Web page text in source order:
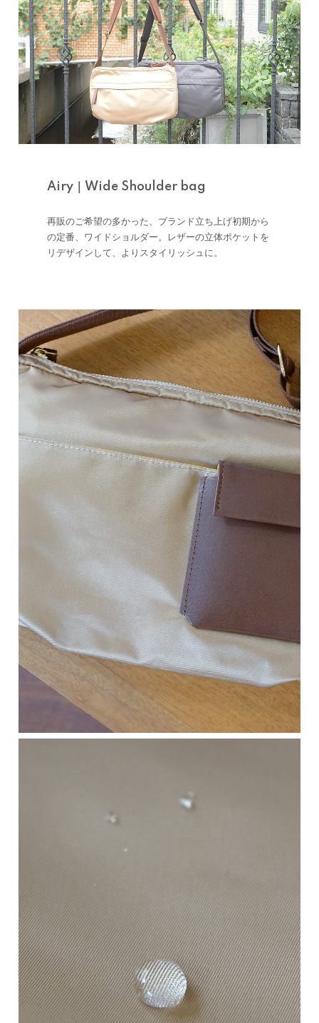
Airy｜Wide Shoulder bag
再販のご希望の多かった、ブランド立ち上げ初期から
の定番、ワイドショルダー。レザーの立体ポケットを
リデザインして、よりスタイリッシュに。